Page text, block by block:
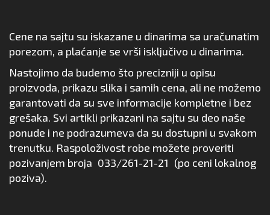
Cene na sajtu su iskazane u dinarima sa uračunatim
porezom, a plaćanje se vrši isključivo u dinarima.
Nastojimo da budemo što precizniji u opisu
proizvoda, prikazu slika i samih cena, ali ne možemo
garantovati da su sve informacije kompletne i bez
grešaka. Svi artikli prikazani na sajtu su deo naše
ponude i ne podrazumeva da su dostupni u svakom
trenutku. Raspoloživost robe možete proveriti
pozivanjem broja 033/261-21-21 (po ceni lokalnog
poziva).